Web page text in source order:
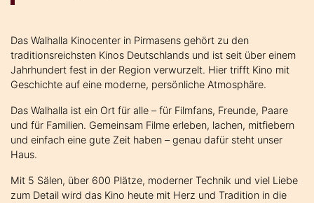
Das Walhalla Kinocenter in Pirmasens gehört zu den
traditionsreichsten Kinos Deutschlands und ist seit über einem
Jahrhundert fest in der Region verwurzelt. Hier trifft Kino mit
Geschichte auf eine moderne, persönliche Atmosphäre.
Das Walhalla ist ein Ort für alle – für Filmfans, Freunde, Paare
und für Familien. Gemeinsam Filme erleben, lachen, mitfiebern
und einfach eine gute Zeit haben – genau dafür steht unser
Haus.
Mit 5 Sälen, über 600 Plätze, moderner Technik und viel Liebe
zum Detail wird das Kino heute mit Herz und Tradition in die